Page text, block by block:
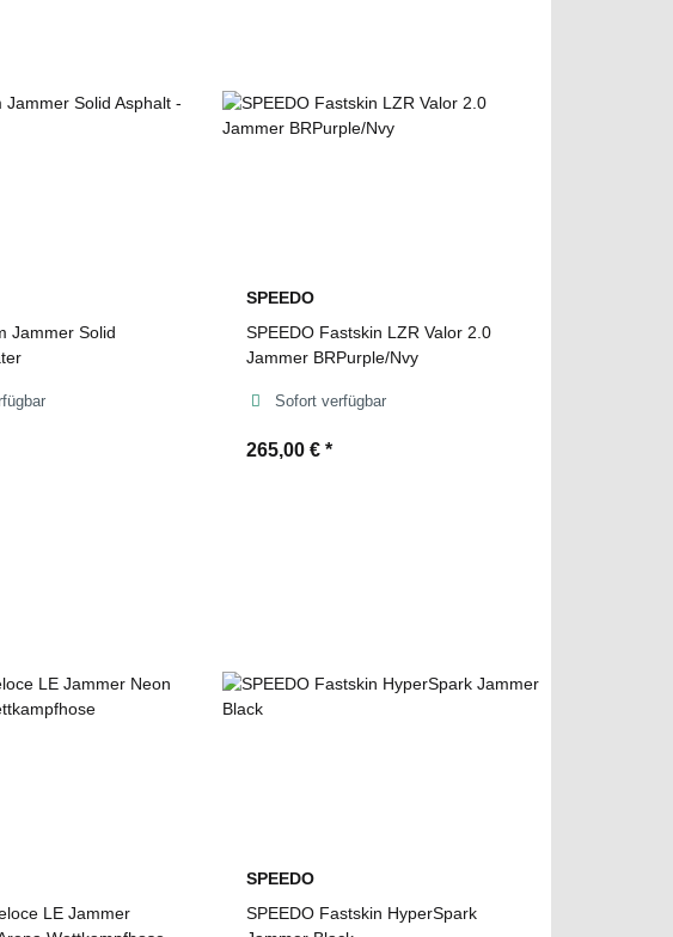
Jammer Solid
SPEEDO
SPEEDO Fastskin LZR Valor 2.0
Jammer BRPurple/Nvy
Sofort verfügbar
265,00 € *
LE Jammer
SPEEDO
SPEEDO Fastskin HyperSpark